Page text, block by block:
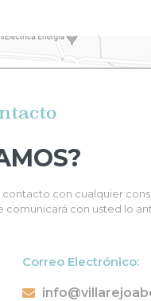
con cualquier
comunicará con usted lo
Correo Electrónico: